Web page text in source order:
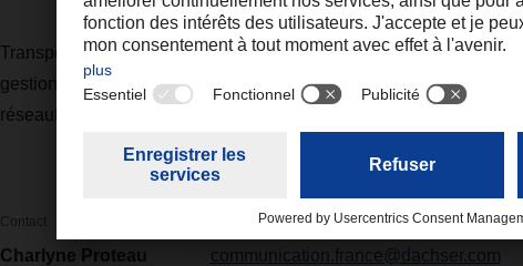
Transport Logistic est le rendez-vous international pour la
gestion de la chaîne d'approvisionnement. Il figure parmi les
réseautage international dans le secteur de la logistique.
Contact
Charlyne Proteau communication.france@dachser.com